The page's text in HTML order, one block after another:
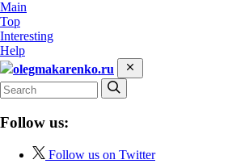
Main
Top
Interesting
Help
olegmakarenko.ru
Follow us:
Follow us on Twitter